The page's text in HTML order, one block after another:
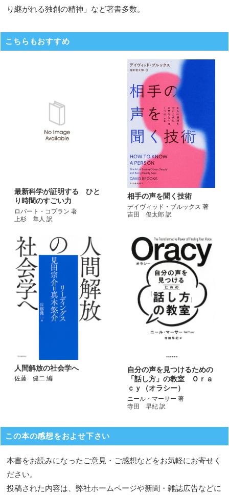
り継がれる独創の精神」など著書多数。
こちらもおすすめ
最新科学が証明する ひと
り時間のすごい力
ロバート・コプラン 著
上杉 隼人 訳
相手の声を聞く技術
デイヴィッド・ブルックス 著
吉田 俊太郎 訳
人間解放の社会学へ
佐藤 健二 編
自分の声を見つけるための
「話し方」の教室 Ｏｒａ
ｃｙ（オラシー）
ニール・マーサー 著
寺田 早紀 訳
この本の感想をおよせ下さい
本書をお読みになったご意見・ご感想などをお気軽にお寄せく
ださい。
投稿された内容は、弊社ホームページや新聞・雑誌広告などに